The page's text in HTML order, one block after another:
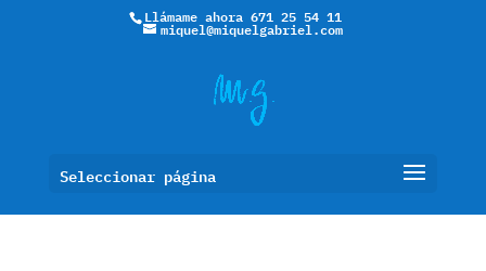
Llámame ahora 671 25 54 11
miquel@miquelgabriel.com
Seleccionar página